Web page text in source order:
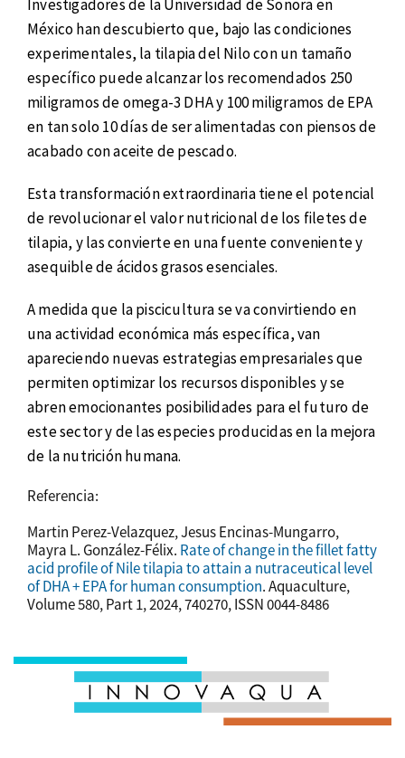
Investigadores de la Universidad de Sonora en
México han descubierto que, bajo las condiciones
experimentales, la tilapia del Nilo con un tamaño
específico puede alcanzar los recomendados 250
miligramos de omega-3 DHA y 100 miligramos de EPA
en tan solo 10 días de ser alimentadas con piensos de
acabado con aceite de pescado.
Esta transformación extraordinaria tiene el potencial
de revolucionar el valor nutricional de los filetes de
tilapia, y las convierte en una fuente conveniente y
asequible de ácidos grasos esenciales.
A medida que la piscicultura se va convirtiendo en
una actividad económica más específica, van
apareciendo nuevas estrategias empresariales que
permiten optimizar los recursos disponibles y se
abren emocionantes posibilidades para el futuro de
este sector y de las especies producidas en la mejora
de la nutrición humana.
Referencia:
Martin Perez-Velazquez, Jesus Encinas-Mungarro,
Mayra L. González-Félix. Rate of change in the fillet fatty
acid profile of Nile tilapia to attain a nutraceutical level
of DHA + EPA for human consumption. Aquaculture,
Volume 580, Part 1, 2024, 740270, ISSN 0044-8486